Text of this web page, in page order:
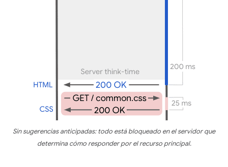
Sin sugerencias anticipadas: todo está bloqueado en el servidor que
determina cómo responder por el recurso principal.